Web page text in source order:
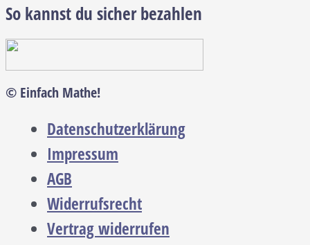
So kannst du sicher bezahlen
© Einfach Mathe!
Datenschutzerklärung
Impressum
AGB
Widerrufsrecht
Vertrag widerrufen